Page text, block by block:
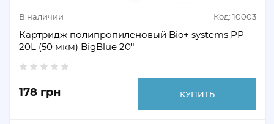
В наличии Код: 10003
Картридж полипропиленовый Bio+ systems PP-
20L (50 мкм) BigBlue 20"
178 грн КУПИТЬ